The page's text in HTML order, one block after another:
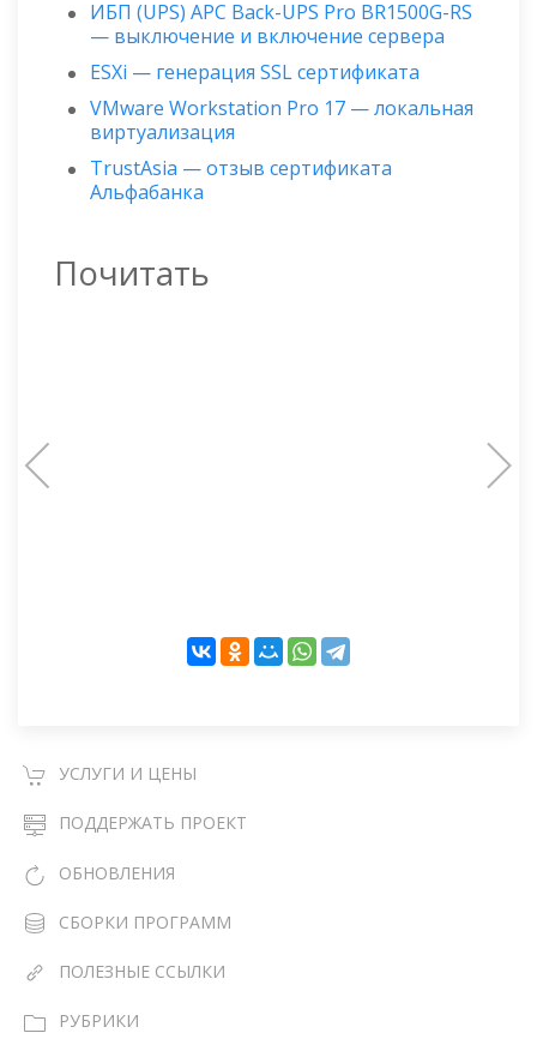
ИБП (UPS) APC Back-UPS Pro BR1500G-RS
— выключение и включение сервера
ESXi — генерация SSL сертификата
VMware Workstation Pro 17 — локальная
виртуализация
TrustAsia — отзыв сертификата
Альфабанка
Почитать
УСЛУГИ И ЦЕНЫ
ПОДДЕРЖАТЬ ПРОЕКТ
ОБНОВЛЕНИЯ
СБОРКИ ПРОГРАММ
ПОЛЕЗНЫЕ ССЫЛКИ
РУБРИКИ